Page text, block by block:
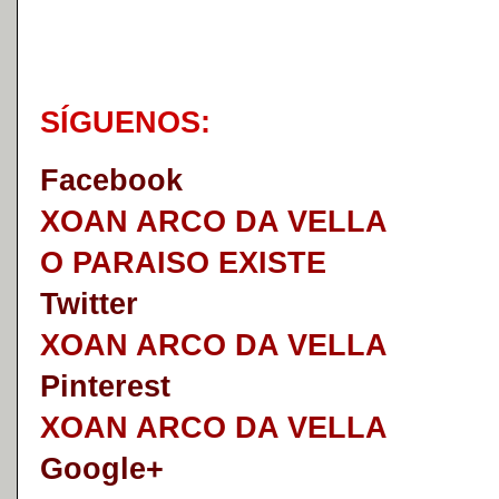
SÍGUENOS:
Facebook
XOAN ARCO DA VELLA
O PARAISO EXISTE
Twitter
XOAN ARCO DA VELLA
Pinterest
XOAN ARCO DA VELLA
Google+